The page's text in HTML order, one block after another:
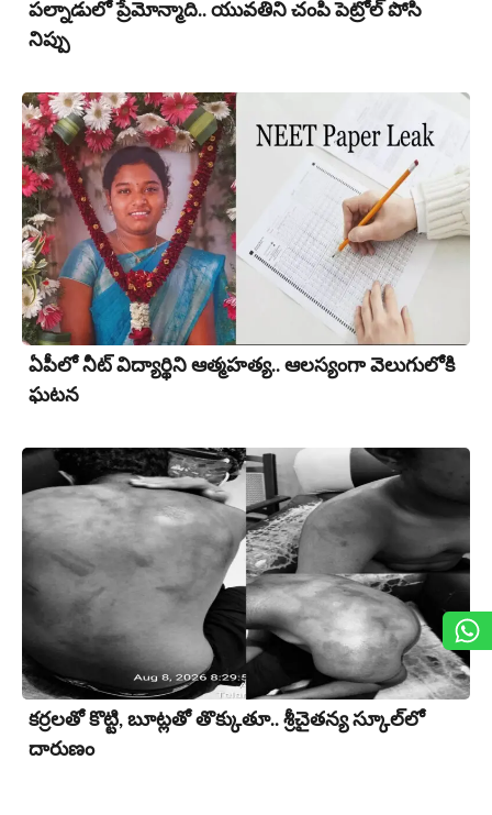
పల్నాడులో ప్రేమోన్మాది.. యువ‌తిని చంపి పెట్రోల్ పోసి
నిప్పు
ఏపీలో నీట్ విద్యార్థిని ఆత్మహత్య.. ఆలస్యంగా వెలుగులోకి
ఘ‌ట‌న‌
కర్రలతో కొట్టి, బూట్లతో తొక్కుతూ.. శ్రీచైతన్య స్కూల్‌లో
దారుణం